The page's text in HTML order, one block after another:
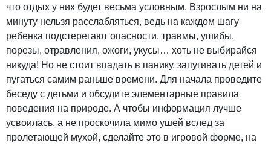
что отдых у них будет весьма условным. Взрослым ни на
минуту нельзя расслабляться, ведь на каждом шагу
ребенка подстерегают опасности, травмы, ушибы,
порезы, отравления, ожоги, укусы… хоть не выбирайся
никуда! Но не стоит впадать в панику, запугивать детей и
пугаться самим раньше времени. Для начала проведите
беседу с детьми и обсудите элементарные правила
поведения на природе. А чтобы информация лучше
усвоилась, а не проскочила мимо ушей вслед за
пролетающей мухой, сделайте это в игровой форме, на